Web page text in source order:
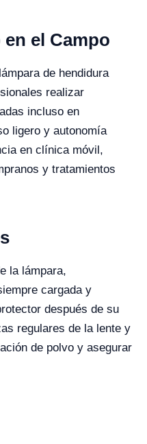
el Campo
de hendidura
realizar
incluso en
ligero y autonomía
en clínica móvil,
y tratamientos
la lámpara,
cargada y
después de su
regulares de la lente y
de polvo y asegurar